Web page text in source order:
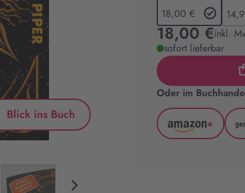
Blick ins Buch
18,00 €
18,00 €inkl.
sofort lieferbar
Oder im
Amazon
*